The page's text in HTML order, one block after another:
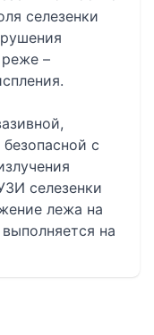
селезенки
реже –
с
селезенки
лежа на
на